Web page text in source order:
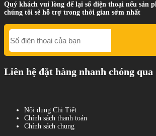
Quý khách vui lòng để lại số điện thoại nếu sản
chúng tôi sẽ hỗ trợ trong thời gian sớm nhất
Liên hệ đặt hàng nhanh chóng qua
Nội dung Chi Tiết
Chính sách thanh toán
Chính sách chung